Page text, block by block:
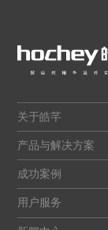
关于皓芊
产品与解决方案
成功案例
用户服务